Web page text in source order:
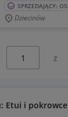
SPRZEDAJĄCY:
Dziecinów
z
Etui i pokrowce